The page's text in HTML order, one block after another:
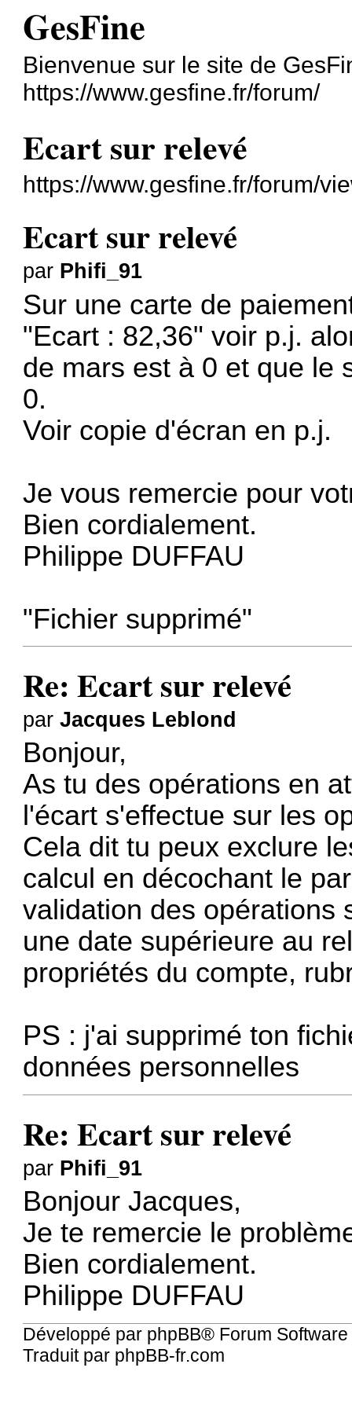
GesFine
Bienvenue sur le site de
https://www.gesfine.fr/forum/
Ecart sur relevé
https://www.gesfine.fr/forum/
Ecart sur relevé
par Phifi_91
Sur une carte de
"Ecart : 82,36" voir p.j.
de mars est à 0 et que le
0.
Voir copie d'écran en p.j.
Je vous remercie pour
Bien cordialement.
Philippe DUFFAU
"Fichier supprimé"
Re: Ecart sur relevé
parJacques Leblond
Bonjour,
As tu des opérations en
l'écart s'effectue sur les
Cela dit tu peux exclure
calcul en décochant le
validation des opérations
une date supérieure au
propriétés du compte,
PS : j'ai supprimé ton
données personnelles
Re: Ecart sur relevé
par Phifi_91
Bonjour Jacques,
Je te remercie le
Bien cordialement.
Philippe DUFFAU
Développé par phpBB® Forum
Traduit par phpBB-fr.com